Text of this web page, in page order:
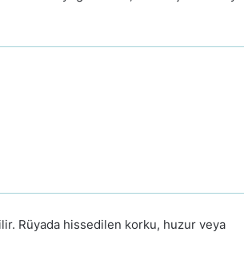
Rüyada hissedilen korku, huzur veya